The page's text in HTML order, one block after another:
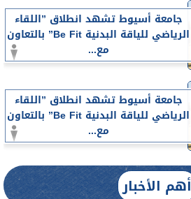
جامعة أسيوط تشهد انطلاق ”اللقاء
الرياضي للياقة البدنية Be Fit” بالتعاون
مع...
جامعة أسيوط تشهد انطلاق ”اللقاء
الرياضي للياقة البدنية Be Fit” بالتعاون
مع...
أهم الأخبار